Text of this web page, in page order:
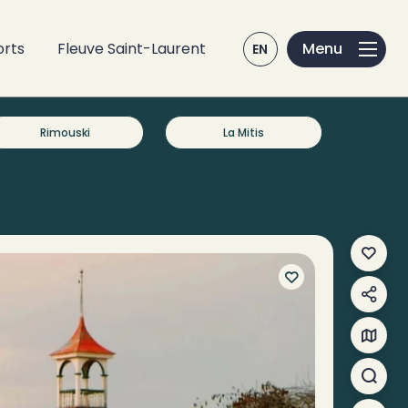
Fleuve Saint-Laurent EN
Mes
Carte
Rimouski La Mitis